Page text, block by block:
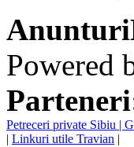
Powered
Petreceri private Sibiu |
| Linkuri utile Travian |